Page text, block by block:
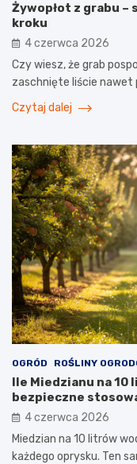
Żywopłot z grabu –
kroku
4 czerwca 2026
Czy wiesz, że grab
zaschnięte liście nawet
Czytaj dalej
OGRÓD ROŚLINY
Ile Miedzianu na 10
bezpieczne
4 czerwca 2026
Miedzian na 10 litrów
każdego oprysku. Ten